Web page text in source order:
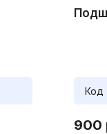
Код
900